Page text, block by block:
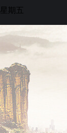
星期五